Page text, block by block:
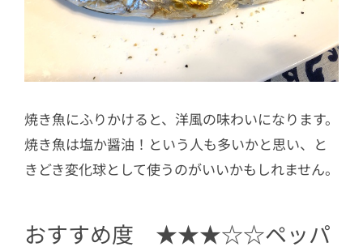
焼き魚にふりかけると、洋風の味わいになります。
焼き魚は塩か醤油！という人も多いかと思い、と
きどき変化球として使うのがいいかもしれません。
おすすめ度 ★★★☆☆ペッパ